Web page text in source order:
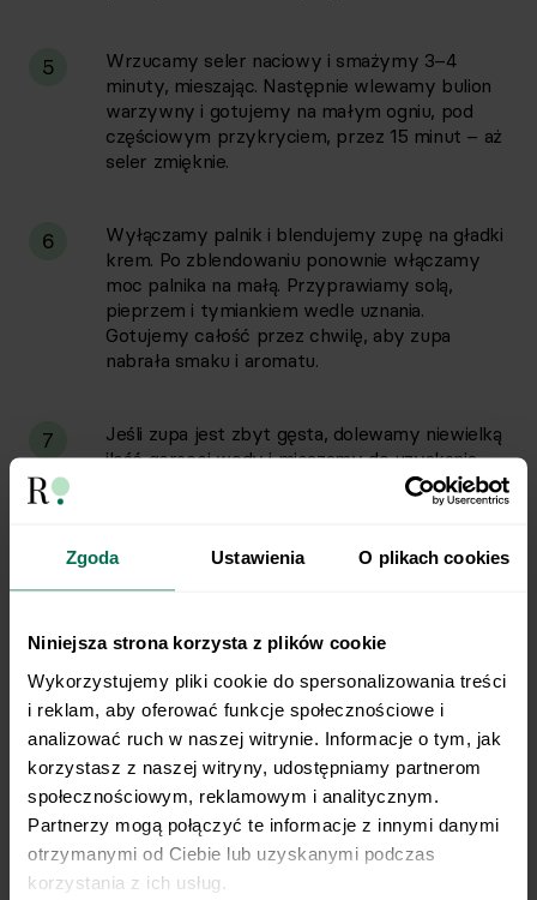
Zgoda Ustawienia O plikach cookies
Niniejsza strona korzysta z plików cookie
Wykorzystujemy pliki cookie do spersonalizowania treści
i reklam, aby oferować funkcje społecznościowe i
analizować ruch w naszej witrynie. Informacje o tym, jak
korzystasz z naszej witryny, udostępniamy partnerom
społecznościowym, reklamowym i analitycznym.
Partnerzy mogą połączyć te informacje z innymi danymi
otrzymanymi od Ciebie lub uzyskanymi podczas
korzystania z ich usług.
5
Wrzucamy seler naciowy i smażymy 3–4
minuty, mieszając. Następnie wlewamy bulion
warzywny i gotujemy na małym ogniu, pod
częściowym przykryciem, przez 15 minut – aż
seler zmięknie.
6
Wyłączamy palnik i blendujemy zupę na gładki
krem. Po zblendowaniu ponownie włączamy
moc palnika na małą. Przyprawiamy solą,
pieprzem i tymiankiem wedle uznania.
Gotujemy całość przez chwilę, aby zupa
nabrała smaku i aromatu.
7
Jeśli zupa jest zbyt gęsta, dolewamy niewielką
ilość gorącej wody i mieszamy do uzyskania
pożądanej konsystencji. Jeśli jest zbyt rzadka,
zwiększamy moc palnika i gotujemy chwilę bez
energicznie mieszamy, następnie wlewamy
całość do zupy i mieszamy do połączenia.
Wyłączamy palnik.
9
Pieczywo możemy podsmażyć na suchej
patelni, na średnim ogniu lub podpiec w
opiekaczu do zrumienienia.
10
Podajemy zupę z usmażonym kurczakiem i